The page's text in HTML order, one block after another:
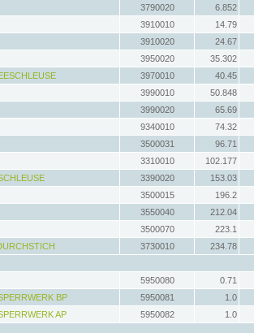
3790020
6.852
3910010
14.79
3910020
24.67
3950020
35.302
3970010
40.45
3990010
50.848
3990020
65.69
9340010
74.32
3500031
96.71
3310010
102.177
3390020
153.03
3500015
196.2
3550040
212.04
3500070
223.1
3730010
234.78
5950080
0.71
BP
5950081
1.0
AP
5950082
1.0